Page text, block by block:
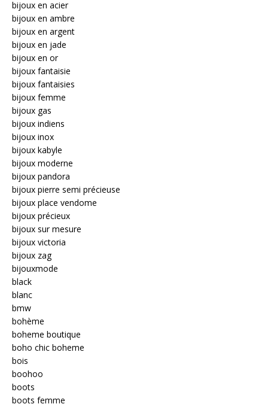
bijoux en acier
bijoux en ambre
bijoux en argent
bijoux en jade
bijoux en or
bijoux fantaisie
bijoux fantaisies
bijoux femme
bijoux gas
bijoux indiens
bijoux inox
bijoux kabyle
bijoux moderne
bijoux pandora
bijoux pierre semi précieuse
bijoux place vendome
bijoux précieux
bijoux sur mesure
bijoux victoria
bijoux zag
bijouxmode
black
blanc
bmw
bohème
boheme boutique
boho chic boheme
bois
boohoo
boots
boots femme